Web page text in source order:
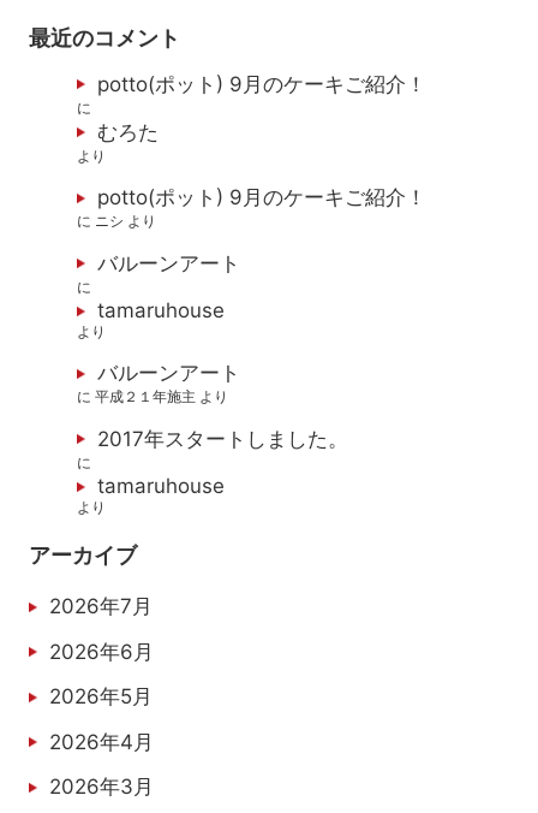
最近のコメント
potto(ポット) 9月のケーキご紹介！
に
むろた
より
potto(ポット) 9月のケーキご紹介！
に ニシ より
バルーンアート
に
tamaruhouse
より
バルーンアート
に平成２１年施主 より
2017年スタートしました。
に
tamaruhouse
より
アーカイブ
2026年7月
2026年6月
2026年5月
2026年4月
2026年3月